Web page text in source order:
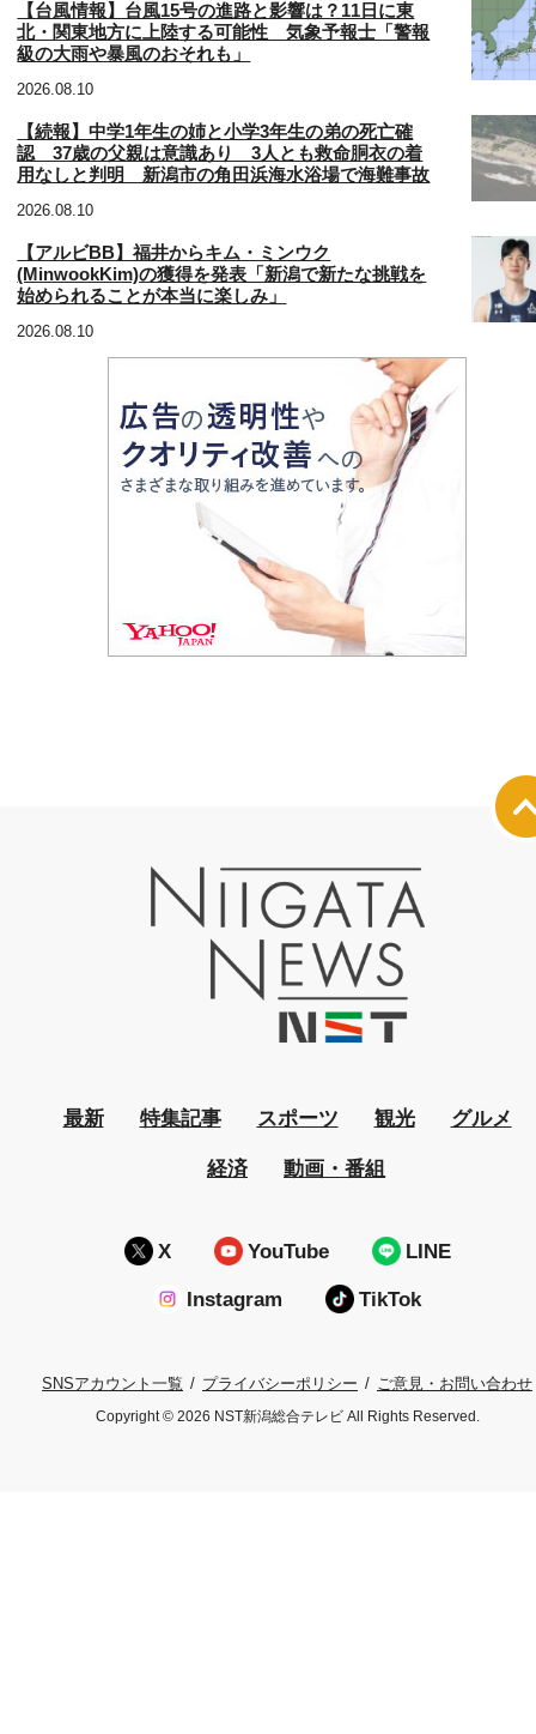
【台風情報】台風15号の進路と影響は？11日に東
北・関東地方に上陸する可能性 気象予報士「警報
級の大雨や暴風のおそれも」
2026.08.10
【続報】中学1年生の姉と小学3年生の弟の死亡確
認 37歳の父親は意識あり 3人とも救命胴衣の着
用なしと判明 新潟市の角田浜海水浴場で海難事故
2026.08.10
【アルビBB】福井からキム・ミンウク
(MinwookKim)の獲得を発表「新潟で新たな挑戦を
始められることが本当に楽しみ」
2026.08.10
最新 特集記事 スポーツ 観光 グルメ
経済 動画・番組
X YouTube LINE
Instagram TikTok
SNSアカウント一覧 プライバシーポリシー ご意見・お問い合わせ
Copyright © 2026 NST新潟総合テレビ All Rights Reserved.